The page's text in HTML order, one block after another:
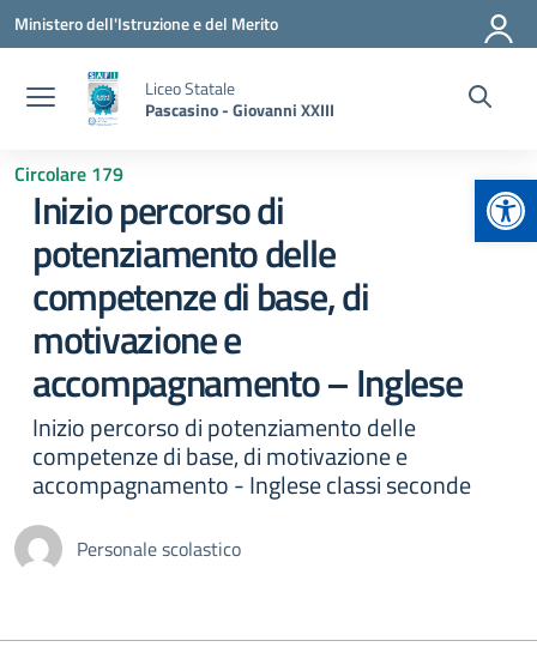
Vai ai contenuti
Vai al menu di navigazione
Vai al footer
Ministero dell'Istruzione e del Merito
Liceo Statale
Pascasino - Giovanni XXIII
Circolare 179
Inizio percorso di
potenziamento delle
competenze di base, di
motivazione e
accompagnamento – Inglese
Inizio percorso di potenziamento delle
competenze di base, di motivazione e
accompagnamento - Inglese classi seconde
Personale scolastico